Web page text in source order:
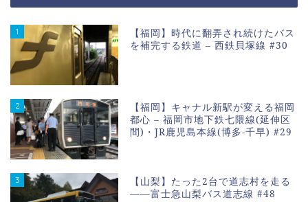
1
【福岡】時代に翻弄され続けたバス
を補完する鉄道 – 西鉄貝塚線 #30
2
【福岡】キャナル新駅が変える福岡
都心 – 福岡市地下鉄七隈線(延伸区
間)・JR鹿児島本線(博多-千早) #29
3
【山梨】たった2台で道志村を走る
――富士急山梨バス道志線 #48